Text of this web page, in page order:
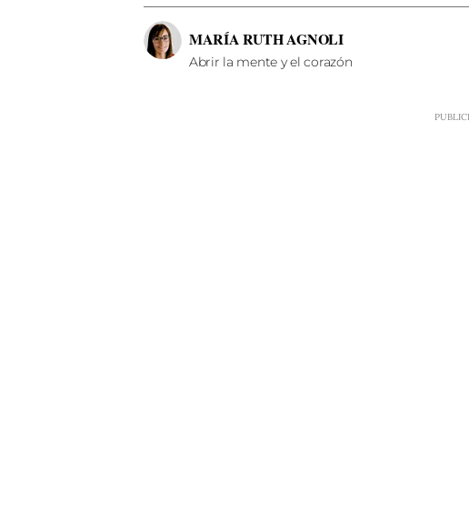
MARÍA RUTH AGNOLI
Abrir la mente y el corazón